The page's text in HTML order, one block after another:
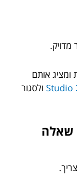
מדויק.
אותם
Studio ולסגור
שאלה